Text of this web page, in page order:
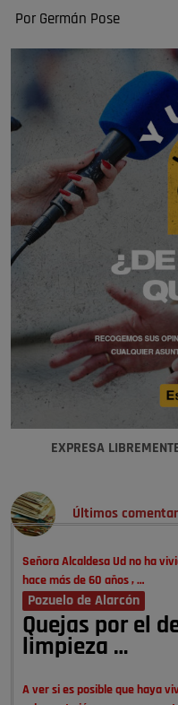
Por Germán Pose
EXPRESA
Últimos
Señora Alcaldesa Ud no ha
hace más de 60 años , …
Pozuelo de Alarcón
Quejas por el
limpieza …
A ver si es posible que haya